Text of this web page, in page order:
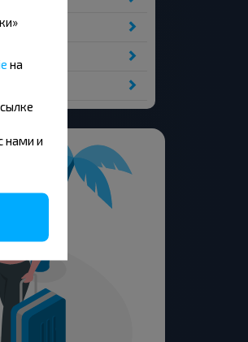
на
нами и